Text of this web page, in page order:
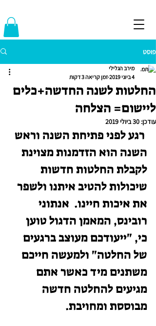
פוסט
החלטות לשנה החדשה+כלים
ליישום= הצלחה
מירב הגלילי
4 ביוני 2019
זמן קריאה 3 דקות
עודכן: 30 ביולי 2019
רגע לפני פתיחת השנה וראש
השנה הוא הזדמנות מצוינת
לקבלת החלטות חדשות
שיכולות להטיב איתנו ולשפר
את איכות חיינו.  אנתוני
רובינס, המאמן הדגול טוען
כי, "ייעודכם מעוצב ברגעים
של החלטה" ולמעשה חייכם
משתנים מיד כאשר אתם
מגיעים להחלטה חדשה
מבוססת ומחויבת.